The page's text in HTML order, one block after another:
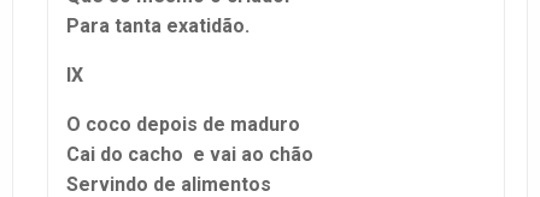
Para tanta exatidão.
IX
O coco depois de maduro
Cai do cacho e vai ao chão
Servindo de alimentos